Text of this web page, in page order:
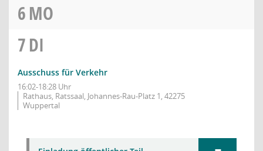
6MO
7DI
Ausschuss für Verkehr
16:02-18:28 Uhr
Rathaus, Ratssaal, Johannes-Rau-Platz 1, 42275
Wuppertal